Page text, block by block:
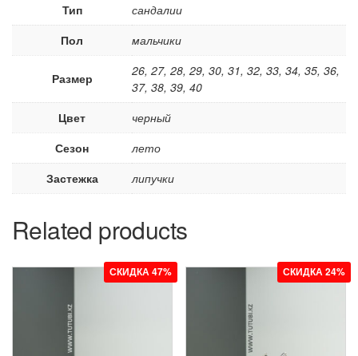
Тип
сандалии
Пол
мальчики
Размер
26, 27, 28, 29, 30, 31, 32, 33, 34, 35, 36,
37, 38, 39, 40
Цвет
черный
Сезон
лето
Застежка
липучки
Related products
СКИДКА 47% СКИДКА 24%